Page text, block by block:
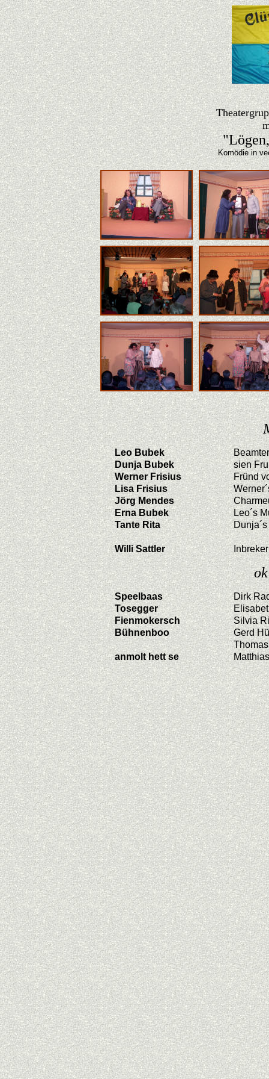
Komödie in
Leo Bubek
Beamter
Dunja Bubek
sien
Werner Frisius
Fründ
Lisa Frisius
Jörg Mendes
Erna Bubek
Leo´s
Tante Rita
Willi Sattler Inbreker
Speelbaas
Dirk
Tosegger
Fienmokersch
Silvia
Bühnenboo
Gerd
anmolt hett se